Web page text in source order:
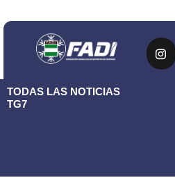
TODAS LAS NOTICIAS
TG7